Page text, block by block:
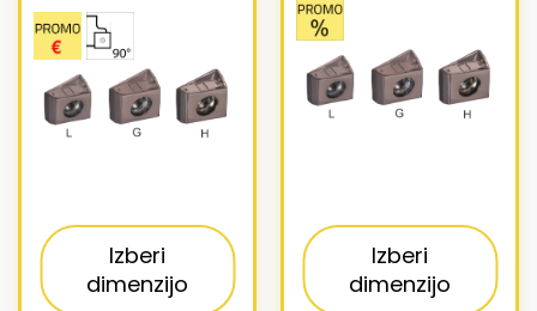
Izberi
dimenzijo
Izberi
dimenzijo